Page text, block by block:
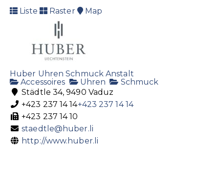
Liste
Raster Map
Huber Uhren Schmuck Anstalt
Accessoires
Uhren
Schmuck
Städtle 34, 9490 Vaduz
+423 237 14 14+423 237 14 14
+423 237 14 10
staedtle@huber.li
http://www.huber.li